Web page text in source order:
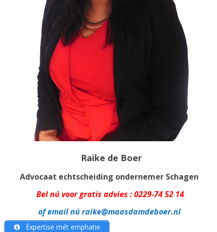
Raike de Boer
Advocaat echtscheiding ondernemer Schagen
Bel nú voor gratis advies :0229-74 52 14
of email núraike@maasdamdeboer.nl
Éxpertise mét emphatie